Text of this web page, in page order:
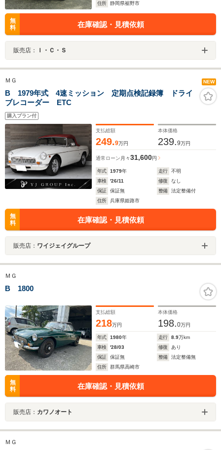
住所
静岡県裾野市
無
料
在庫確認・見積依頼
販売店： Ｉ・Ｃ・Ｓ
ＭＧ NEW
B 1979年式 4速ミッション 定期点検記録簿 ドライ
ブレコーダー ETC
購入プラン付
支払総額
249.9万円
本体価格
239.9万円
通常ローン 月々31,600円
年式 1979年 走行
不明
車検
'26/11 修復
なし
保証
保証無 整備
法定整備付
住所
兵庫県姫路市
無
料
在庫確認・見積依頼
販売店： ワイジェイグループ
ＭＧ
B 1800
支払総額
218万円
本体価格
198.0万円
年式 1980年 走行 8.9万km
車検
'28/03 修復
あり
保証
保証無 整備
法定整備無
住所
群馬県高崎市
無
料
在庫確認・見積依頼
販売店： カワノオート
ＭＧ